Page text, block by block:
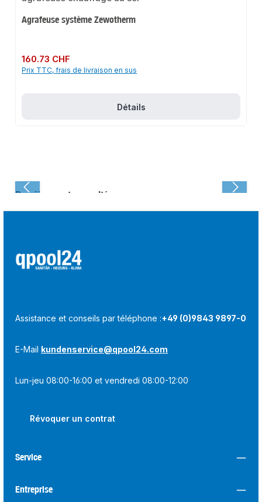
Agrafeuse système Zewotherm
Prix régulier :
160.73 CHF
Prix TTC, frais de livraison en sus
Détails
Dernièrement consulté :
Assistance et conseils par téléphone :+49 (0)9843 9897-0
E-Mail kundenservice@qpool24.com
Lun-jeu 08:00-16:00 et vendredi 08:00-12:00
Révoquer un contrat
Service
Entreprise